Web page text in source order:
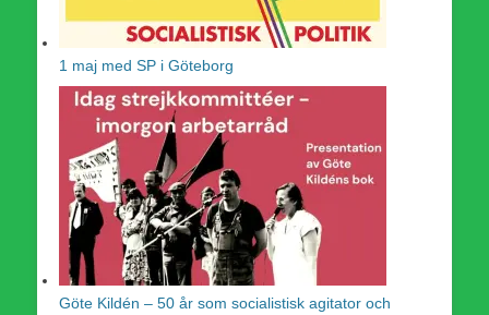
1 maj med SP i Göteborg
Göte Kildén – 50 år som socialistisk agitator och